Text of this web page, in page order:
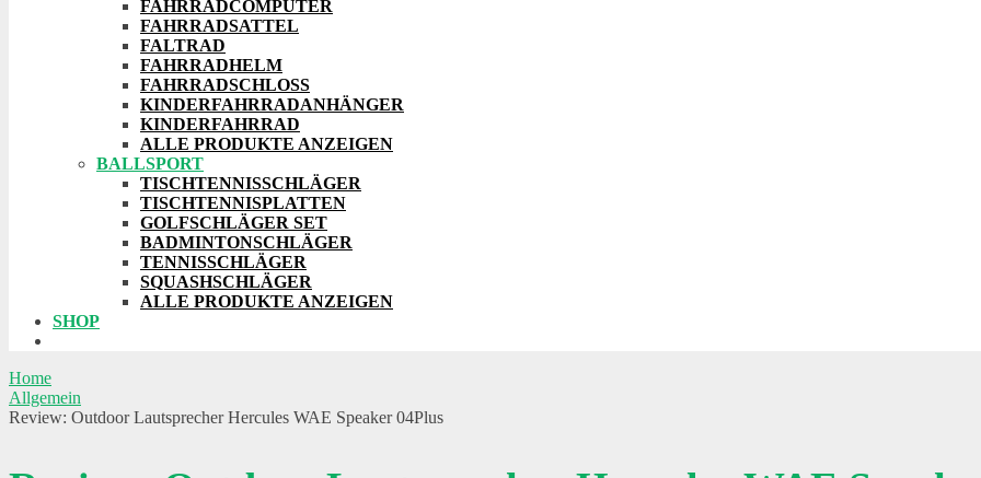
FAHRRADCOMPUTER
FAHRRADSATTEL
FALTRAD
FAHRRADHELM
FAHRRADSCHLOSS
KINDERFAHRRADANHÄNGER
KINDERFAHRRAD
ALLE PRODUKTE ANZEIGEN
BALLSPORT
TISCHTENNISSCHLÄGER
TISCHTENNISPLATTEN
GOLFSCHLÄGER SET
BADMINTONSCHLÄGER
TENNISSCHLÄGER
SQUASHSCHLÄGER
ALLE PRODUKTE ANZEIGEN
SHOP
Home
Allgemein
Review: Outdoor Lautsprecher Hercules WAE Speaker 04Plus